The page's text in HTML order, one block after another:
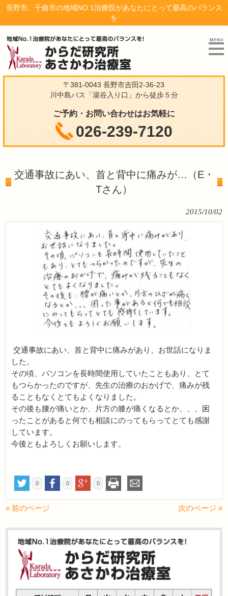
長野市、千曲市の地域NO.1治療院があなたにとって最高のバランス
を
〒381-0043 長野市吉田2-36-23
川中島バス「湯谷入り口」から徒歩５分
ご予約・お問い合わせはお気軽に
026-239-7120
交通事故にあい、首と背中に痛みが…（E・
Tさん）
2015/10/02
交通事故にあい、首と背中に痛みがあり、お世話になりま
した。
その頃、パソコンを長時間使用していたこともあり、とて
もつらかったのですが、先生の治療のおかげで、痛みが残
ることもなくとてもよくなりました。
その後も腰が痛いとか、片方の膝が痛くなるとか、、、困
ったことがあると何でも相談にのってもらってとても感謝
しています。
今後ともよろしくお願いします。
0 0 0
« 前のページ 次のページ »